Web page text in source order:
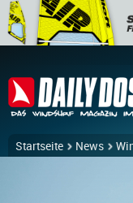
Startseite News